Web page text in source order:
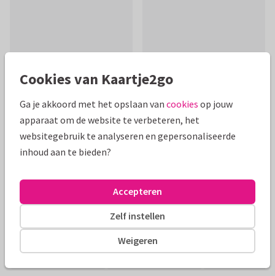
Mooie extra's bij je kaart
Cookies van Kaartje2go
Ga je akkoord met het opslaan van cookies op jouw
apparaat om de website te verbeteren, het
websitegebruik te analyseren en gepersonaliseerde
inhoud aan te bieden?
Weigeren
Zelf instellen
Accepteren